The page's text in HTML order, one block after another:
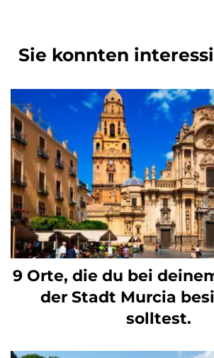
Sie konnten
9 Orte, die du bei
der Stadt Murcia
solltest.